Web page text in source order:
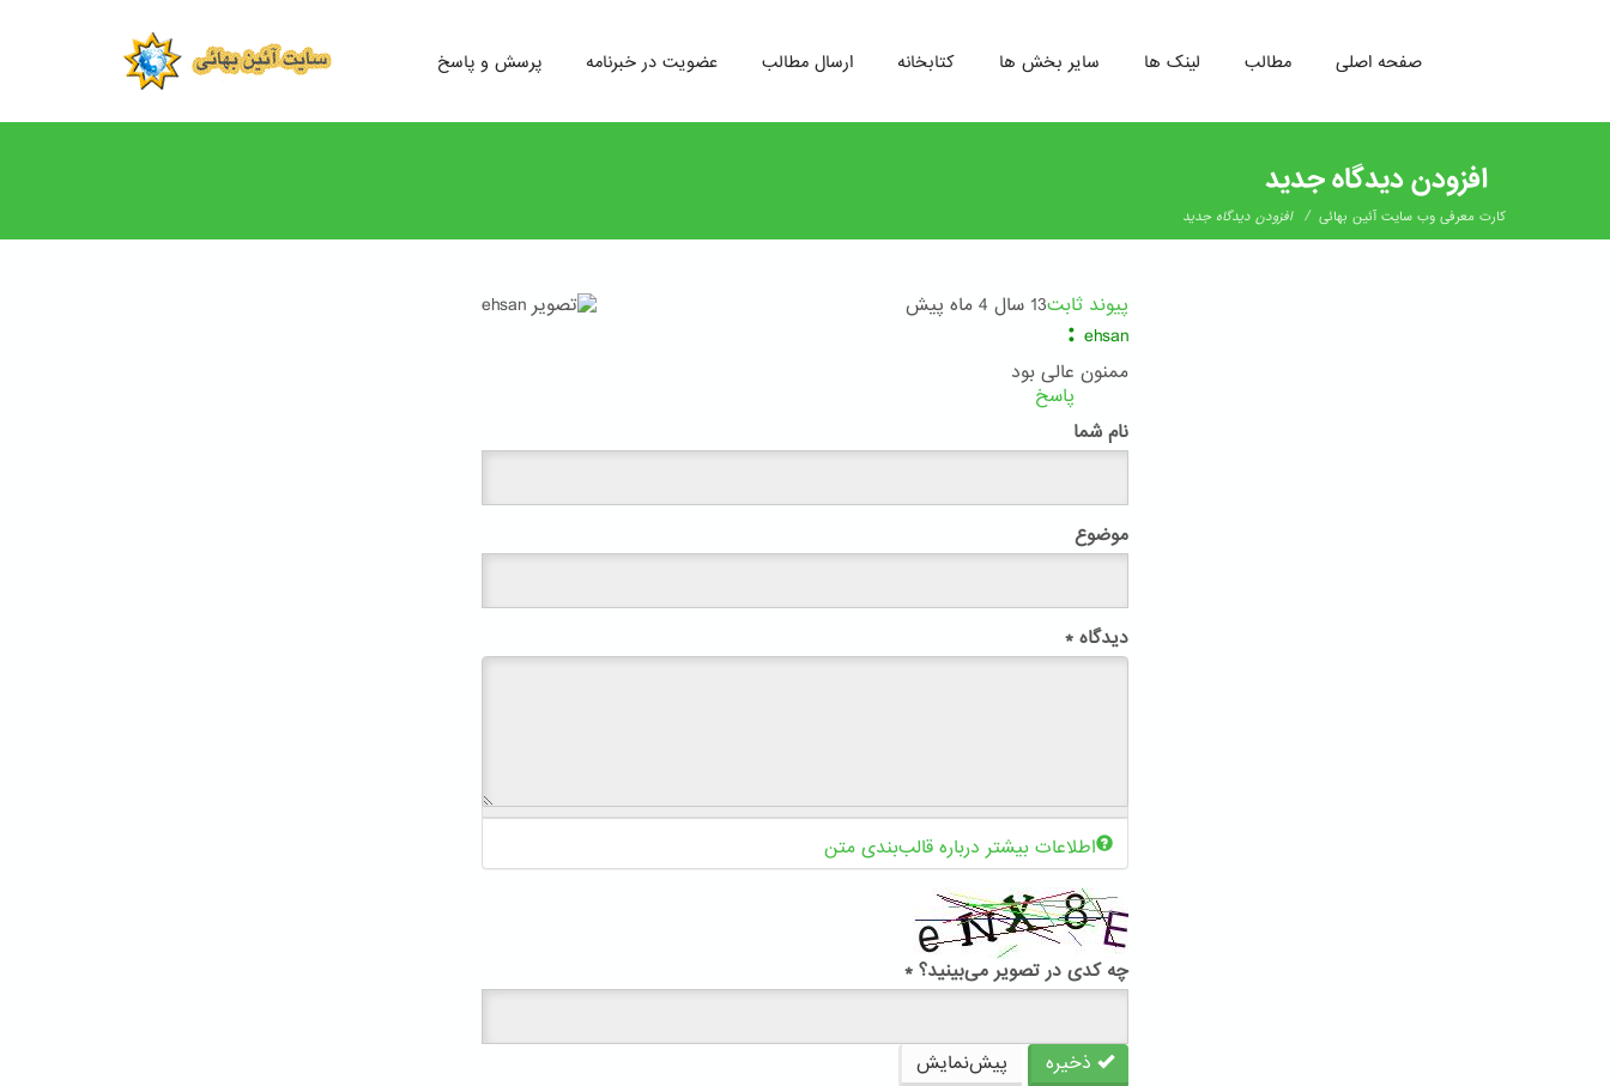
رفتن
پرسش و پاسخ عضویت در خبرنامه ارسال مطالب کتابخانه سایر بخش ها لینک ها مطالب صفحه اصلی
افزودن دیدگاه جدید
كارت معرفى وب سايت آئين بهائى / افزودن دیدگاه جدید
پیوند ثابت13 سال 4 ماه پیش
ehsan
:
ممنون عالی بود
پاسخ
نام شما
موضوع
دیدگاه *
اطلاعات بیشتر درباره قالب‌بندی متن
چه کدی در تصویر می‌بینید؟ *
ذخیره پیش‌نمایش